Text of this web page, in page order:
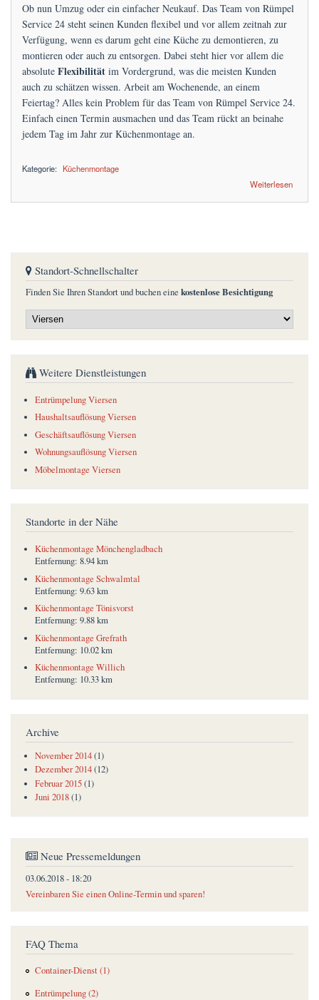
Ob nun Umzug oder ein einfacher Neukauf. Das Team von Rümpel
Service 24 steht seinen Kunden flexibel und vor allem zeitnah zur
Verfügung, wenn es darum geht eine Küche zu demontieren, zu
montieren oder auch zu entsorgen. Dabei steht hier vor allem die
absolute Flexibilität im Vordergrund, was die meisten Kunden
auch zu schätzen wissen. Arbeit am Wochenende, an einem
Feiertag? Alles kein Problem für das Team von Rümpel Service 24.
Einfach einen Termin ausmachen und das Team rückt an beinahe
jedem Tag im Jahr zur Küchenmontage an.
Kategorie: Küchenmontage
Weiterlesen
Standort-Schnellschalter
Finden Sie Ihren Standort und buchen eine kostenlose Besichtigung
Weitere Dienstleistungen
Entrümpelung Viersen
Haushaltsauflösung Viersen
Geschäftsauflösung Viersen
Wohnungsauflösung Viersen
Möbelmontage Viersen
Standorte in der Nähe
Küchenmontage Mönchengladbach
Entfernung: 8.94 km
Küchenmontage Schwalmtal
Entfernung: 9.63 km
Küchenmontage Tönisvorst
Entfernung: 9.88 km
Küchenmontage Grefrath
Entfernung: 10.02 km
Küchenmontage Willich
Entfernung: 10.33 km
Archive
November 2014(1)
Dezember 2014(12)
Februar 2015(1)
Juni 2018(1)
Neue Pressemeldungen
03.06.2018 - 18:20
Vereinbaren Sie einen Online-Termin und sparen!
FAQ Thema
Container-Dienst (1)
Entrümpelung (2)